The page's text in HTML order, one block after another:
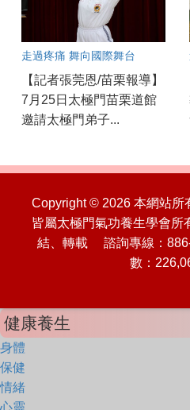
走過疼痛 舞向國際舞台
【記者張莞恩/苗栗報導】
7月25日太極門苗栗道館
邀請太極門弟子...
Copyright © 2026 本網站所
皆屬太極門氣功養生學會所
結、轉載 諮詢專線：
數：
健康養生
身體
保健
情緒